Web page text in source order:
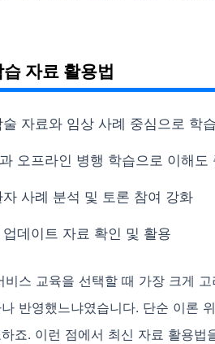
자료 활용법
술 자료와 임상 사례 중심으로 학습
오프라인 병행 학습으로 이해도
자 사례 분석 및 토론 참여 강화
업데이트 자료 확인 및 활용
비스 교육을 선택할 때 가장 크게
반영했느냐였습니다. 단순 이론
죠. 이런 점에서 최신 자료 활용법